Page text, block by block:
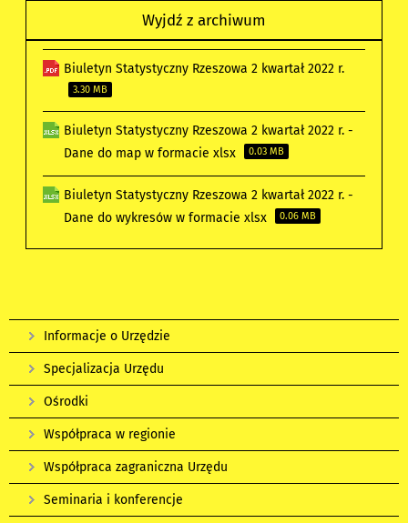
Wyjdź z archiwum
Biuletyn Statystyczny Rzeszowa 2 kwartał 2022 r.
3.30 MB
Biuletyn Statystyczny Rzeszowa 2 kwartał 2022 r. -
Dane do map w formacie xlsx
0.03 MB
Biuletyn Statystyczny Rzeszowa 2 kwartał 2022 r. -
Dane do wykresów w formacie xlsx
0.06 MB
Informacje o Urzędzie
Specjalizacja Urzędu
Ośrodki
Współpraca w regionie
Współpraca zagraniczna Urzędu
Seminaria i konferencje